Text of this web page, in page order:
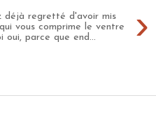
›
déjà regretté d'avoir mis
vous comprime le ventre
parce que end...